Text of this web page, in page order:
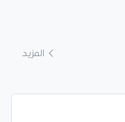
المزيد